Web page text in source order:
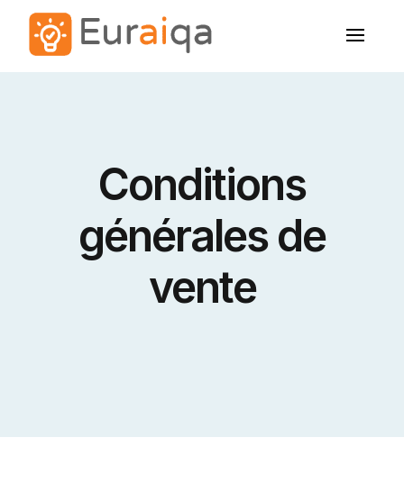
Conditions
générales de
vente